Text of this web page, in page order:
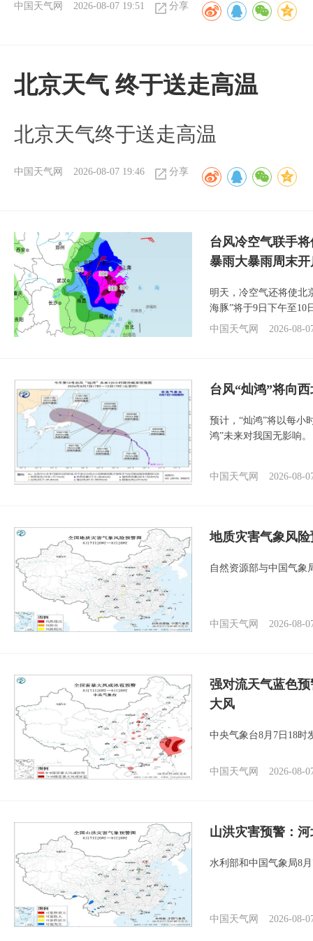
中国天气网 2026-08-07 19:51 分享
北京天气 终于送走高温
北京天气终于送走高温
中国天气网 2026-08-07 19:46 分享
台风冷空气联手
暴雨大暴雨周末开
明天，冷空气还将使北
海豚”将于9日下午至10
中国天气网
2026-08-
台风“灿鸿”将向
预计，“灿鸿”将以每小
鸿”未来对我国无影响。
中国天气网 2026-08-
地质灾害气象风
自然资源部与中国气象
中国天气网 2026-08-
强对流天气蓝色
大风
中央气象台8月7日18时
中国天气网 2026-08-
山洪灾害预警：
水利部和中国气象局8
中国天气网 2026-08-